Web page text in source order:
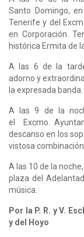
Santo Domingo,
Tenerife y del
en Corporación.
histórica Ermita de
A las 6 de la
adorno y
la expresada banda.
A las 9 de la
el Excmo.
descanso en los
vistosa
A las 10 de la
plaza del
música.
Por la P. R. y V.
y del Hoyo